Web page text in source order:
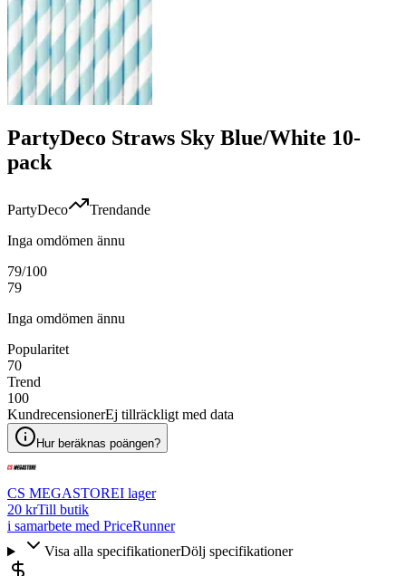
PartyDeco Straws Sky Blue/White 10-
pack
PartyDeco
Trendande
Inga omdömen ännu
79/100
79
Inga omdömen ännu
Popularitet
70
Trend
100
KundrecensionerEj tillräckligt med data
Hur beräknas poängen?
CS MEGASTOREI lager
20 krTill butik
i samarbete med PriceRunner
Visa alla specifikationerDölj specifikationer